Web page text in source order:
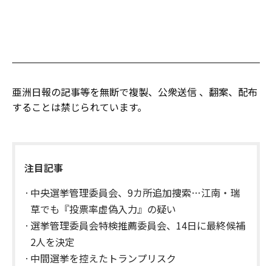
亜洲日報の記事等を無断で複製、公衆送信 、翻案、配布
することは禁じられています。
注目記事
中央選挙管理委員会、9カ所追加捜索…江南・瑞
草でも『投票率虚偽入力』の疑い
選挙管理委員会特検推薦委員会、14日に最終候補
2人を決定
中間選挙を控えたトランプリスク